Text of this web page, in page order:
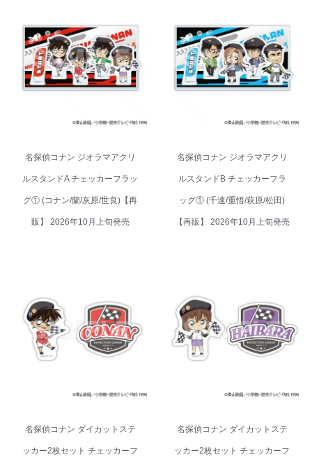
名探偵コナン ジオラマアクリル
スタンドA チェッカーフラッグ①
(コナン/蘭/灰原/世良)【再販】
2026年10月上旬発売
名探偵コナン ジオラマアクリ
ルスタンドA チェッカーフラッ
グ① (コナン/蘭/灰原/世良)【再
販】 2026年10月上旬発売
名探偵コナン ジオラマアクリル
スタンドB チェッカーフラッグ
① (千速/重悟/萩原/松田)【再販】
2026年10月上旬発売
名探偵コナン ジオラマアクリ
ルスタンドB チェッカーフラ
ッグ① (千速/重悟/萩原/松田)
【再販】 2026年10月上旬発売
名探偵コナン ダイカットステッ
カー2枚セット チェッカーフラッ
グ① (江戸川 コナン)【再販】
2026年10月上旬発売
名探偵コナン ダイカットステ
ッカー2枚セット チェッカーフ
名探偵コナン ダイカットステッ
カー2枚セット チェッカーフラッ
グ① (灰原 哀)【再販】 2026年
10月上旬発売
名探偵コナン ダイカットステ
ッカー2枚セット チェッカーフ